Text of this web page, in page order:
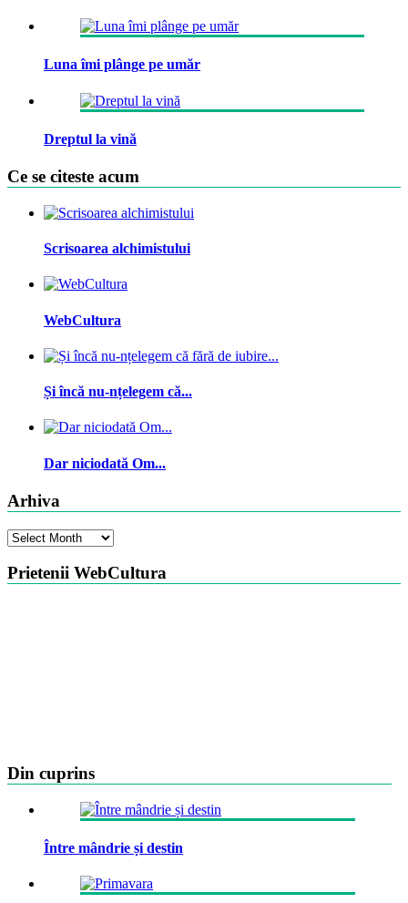
Luna îmi plânge pe umăr
Dreptul la vină
Ce se citeste acum
Scrisoarea alchimistului
WebCultura
Și încă nu-nțelegem că...
Dar niciodată Om...
Arhiva
Arhiva
Prietenii WebCultura
Din cuprins
Între mândrie și destin